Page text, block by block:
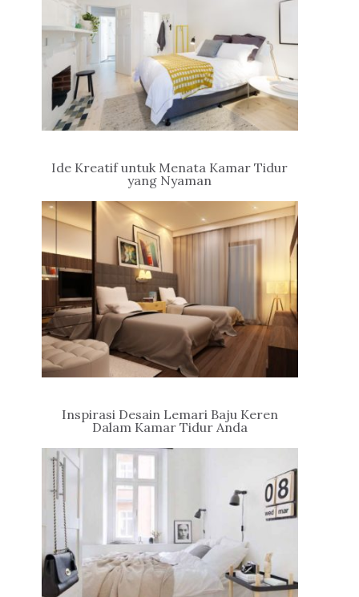
Ide Kreatif untuk Menata Kamar Tidur
yang Nyaman
Inspirasi Desain Lemari Baju Keren
Dalam Kamar Tidur Anda